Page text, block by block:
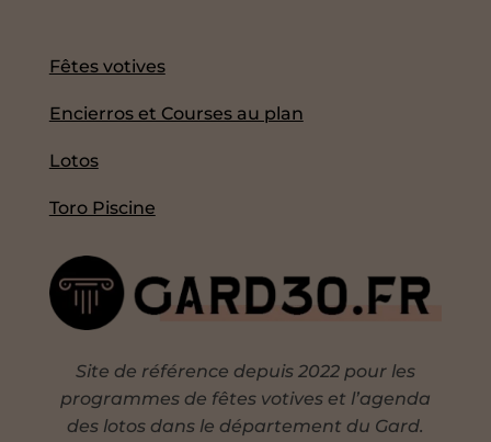
Fêtes votives
Encierros et Courses au plan
Lotos
Toro Piscine
Site de référence depuis 2022 pour les
programmes de fêtes votives et l’agenda
des lotos dans le département du Gard.